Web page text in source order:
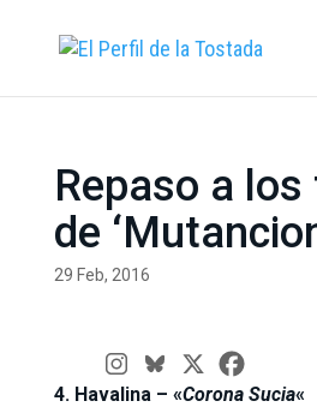
Repaso a
de
29 Feb, 2016
4. Havalina – «Corona Sucia«